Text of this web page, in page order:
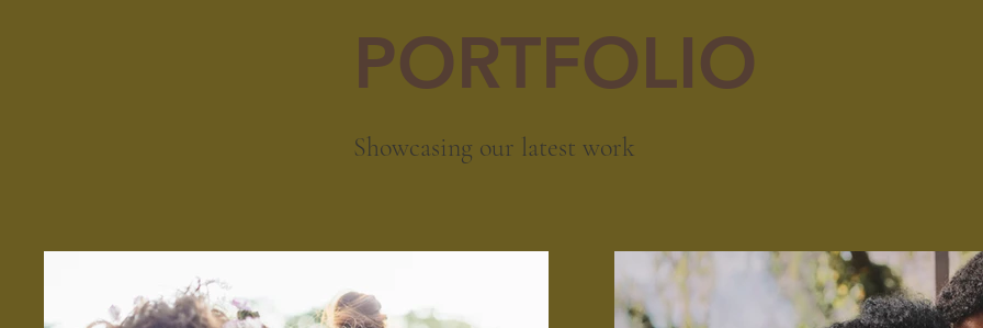
PORTFOLIO
Showcasing our latest work